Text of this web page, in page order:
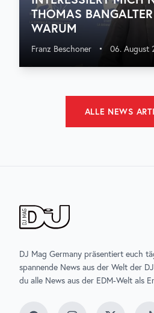
THOMAS
WARUM
Franz Beschoner • 06. August
ALLE NEWS
DJ Mag Germany präsentiert euch
spannende News aus der Welt der
du alle News aus der EDM-Welt als